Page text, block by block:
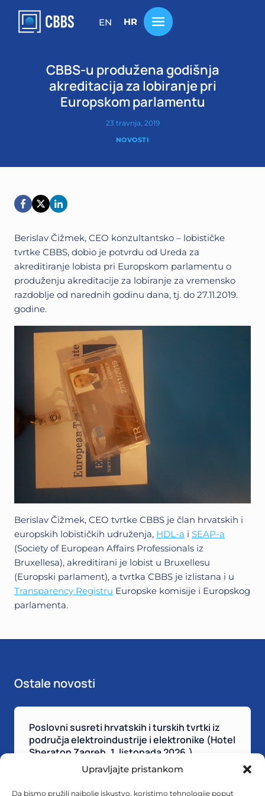
Upravljajte pristankom
Da bismo pružili najbolje iskustvo, koristimo tehnologije poput
content
EN HR
CBBS-u produžena godišnja
akreditacija za lobiranje pri
Europskom parlamentu
23 travnja, 2019
NOVOSTI
Berislav Čižmek, CEO konzultantsko – lobističke
tvrtke CBBS, dobio je potvrdu od Ureda za
akreditiranje lobista pri Europskom parlamentu o
produženju akreditacije za lobiranje za vremensko
razdoblje od narednih godinu dana, tj. do 27.11.2019.
godine.
Berislav Čižmek, CEO tvrtke CBBS je član hrvatskih i
europskih lobističkih udruženja, HDL-a i SEAP-a
(Society of European Affairs Professionals iz
Bruxellesa), akreditirani je lobist u Bruxellesu
(Europski parlament), a tvrtka CBBS je izlistana i u
Transparency Registru Europske komisije i Europskog
parlamenta.
Ostale novosti
Poslovni susreti hrvatskih i turskih tvrtki iz
područja elektroindustrije i elektronike (Hotel
Sheraton Zagreb, 1. listopada 2026.)
14 srpnja, 2026 | cbbs_wp
Više